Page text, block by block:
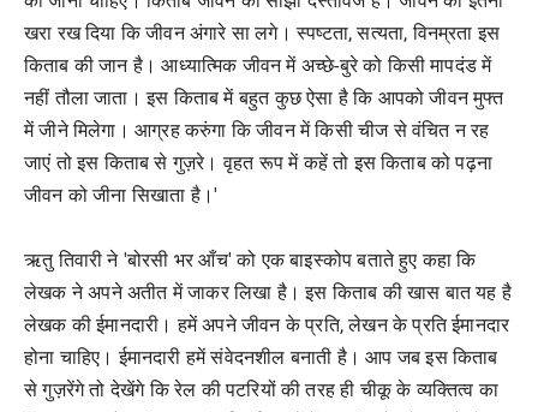
खरा रख दिया कि जीवन अंगारे सा लगे। स्पष्टता, सत्यता, विनम्रता इस
किताब की जान है। आध्यात्मिक जीवन में अच्छे-बुरे को किसी मापदंड में
नहीं तौला जाता। इस किताब में बहुत कुछ ऐसा है कि आपको जीवन मुफ्त
में जीने मिलेगा। आग्रह करुंगा कि जीवन में किसी चीज से वंचित न रह
जाएं तो इस किताब से गुज़रे। वृहत रूप में कहें तो इस किताब को पढ़ना
जीवन को जीना सिखाता है।'
ऋतु तिवारी ने 'बोरसी भर आँच' को एक बाइस्कोप बताते हुए कहा कि
लेखक ने अपने अतीत में जाकर लिखा है। इस किताब की खास बात यह है
लेखक की ईमानदारी। हमें अपने जीवन के प्रति, लेखन के प्रति ईमानदार
होना चाहिए। ईमानदारी हमें संवेदनशील बनाती है। आप जब इस किताब
से गुज़रेंगे तो देखेंगे कि रेल की पटरियों की तरह ही चीकू के व्यक्तित्व का